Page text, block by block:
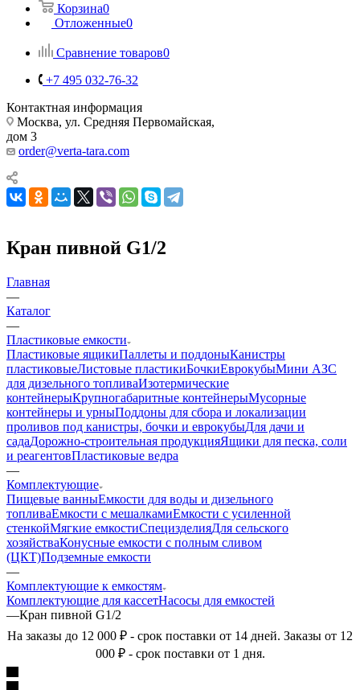
Корзина0
Отложенные0
Сравнение товаров0
+7 495 032-76-32
Контактная информация
Москва, ул. Средняя Первомайская,
дом 3
order@verta-tara.com
Кран пивной G1/2
Главная
—
Каталог
—
Пластиковые емкости
Пластиковые ящикиПаллеты и поддоныКанистры
пластиковыеЛистовые пластикиБочкиЕврокубыМини АЗС
для дизельного топливаИзотермические
контейнерыКрупногабаритные контейнерыМусорные
контейнеры и урныПоддоны для сбора и локализации
проливов под канистры, бочки и еврокубыДля дачи и
садаДорожно-строительная продукцияЯщики для песка, соли
и реагентовПластиковые ведра
—
Комплектующие
Пищевые ванныЕмкости для воды и дизельного
топливаЕмкости с мешалкамиЕмкости с усиленной
стенкойМягкие емкостиСпецизделияДля сельского
хозяйстваКонусные емкости с полным сливом
(ЦКТ)Подземные емкости
—
Комплектующие к емкостям
Комплектующие для кассетНасосы для емкостей
—Кран пивной G1/2
На заказы до 12 000 ₽ - срок поставки от 14 дней. Заказы от 12
000 ₽ - срок поставки от 1 дня.